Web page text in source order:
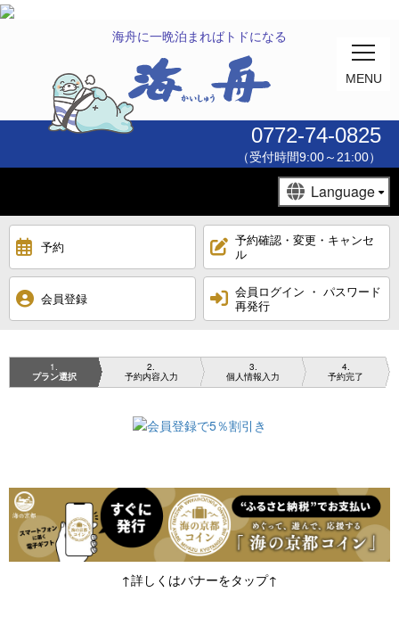
海舟に一晩泊まればトドになる
0772-74-0825
（受付時間9:00～21:00）
MENU
MENU
客室
夕日ヶ浦温泉・館内施設
採用情報
予約
予約確認・変更・キャンセ
ル
会員登録
会員ログイン ・ パスワード
再発行
1
プラン選択
2
予約内容入力
3
個人情報入力
4
予約完了
↑詳しくはバナーをタップ↑